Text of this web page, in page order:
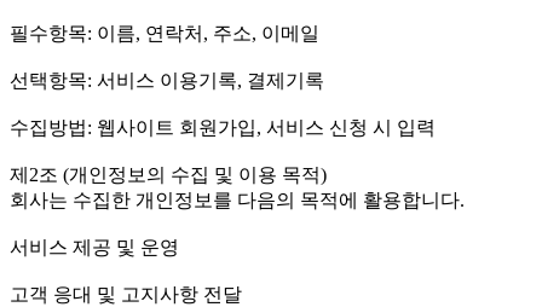
필수항목: 이름, 연락처, 주소, 이메일
선택항목: 서비스 이용기록, 결제기록
수집방법: 웹사이트 회원가입, 서비스 신청 시 입력
제2조 (개인정보의 수집 및 이용 목적)
회사는 수집한 개인정보를 다음의 목적에 활용합니다.
서비스 제공 및 운영
고객 응대 및 고지사항 전달